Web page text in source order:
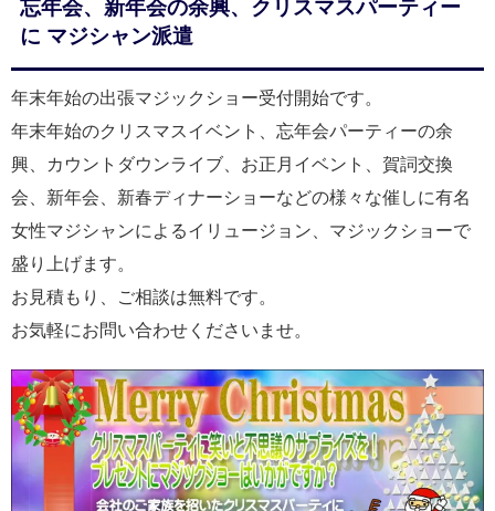
忘年会、新年会の余興、クリスマスパーティー
に マジシャン派遣
年末年始の出張マジックショー受付開始です。
年末年始のクリスマスイベント、忘年会パーティーの余
興、カウントダウンライブ、お正月イベント、賀詞交換
会、新年会、新春ディナーショーなどの様々な催しに有名
女性マジシャンによるイリュージョン、マジックショーで
盛り上げます。
お見積もり、ご相談は無料です。
お気軽にお問い合わせくださいませ。